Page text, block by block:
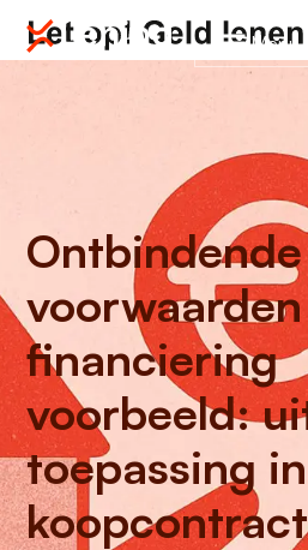
Menu
Ontbindende
voorwaarden
financiering
voorbeeld:
toepassing in
koopcontract